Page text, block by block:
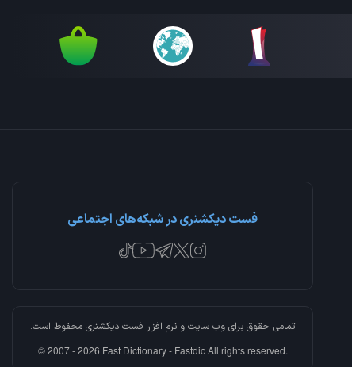
فست دیکشنری در شبکه‌های اجتماعی
تمامی حقوق برای وب سایت و نرم افزار فست دیکشنریمحفوظ است.
© 2007 - 2026 Fast Dictionary - Fastdic All rights reserved.